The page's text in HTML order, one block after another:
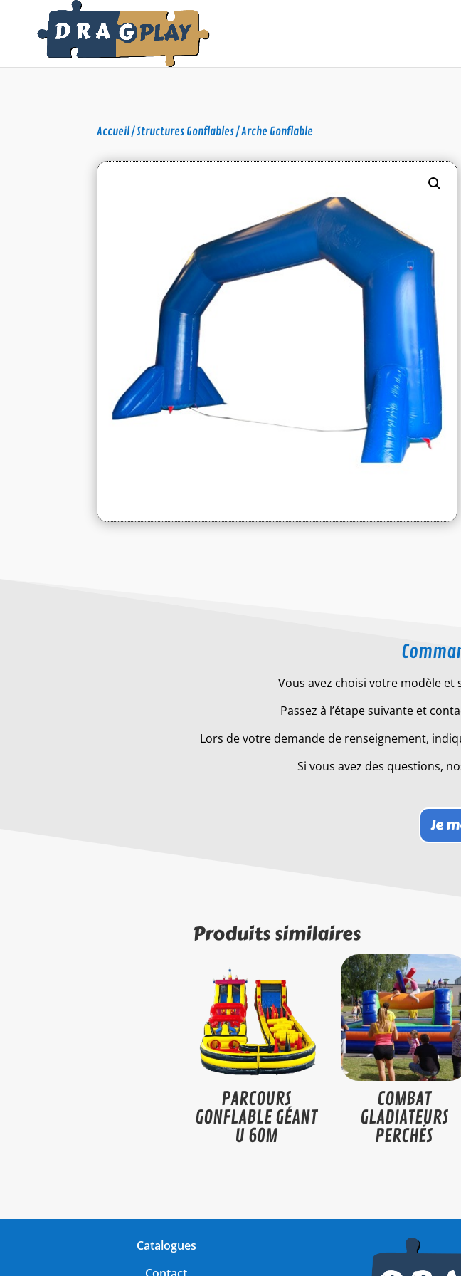
Accueil/Structures Gonflables/ Arche Gonflable
Vous avez choisi votre modèle
Passez à l’étape suivante et
Lors de votre demande de renseignement,
Si vous avez des questions,
Je
Produits similaires
PARCOURS
GONFLABLE GÉANT
U 60M
COMBAT
GLADIATEURS
PERCHÉS
Catalogues